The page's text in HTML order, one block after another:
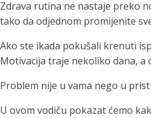
Zdrava rutina ne nastaje preko
tako da odjednom promijenite
Ako ste ikada pokušali krenuti
Motivacija traje nekoliko dana, a
Problem nije u vama nego u
U ovom vodiču pokazat ćemo